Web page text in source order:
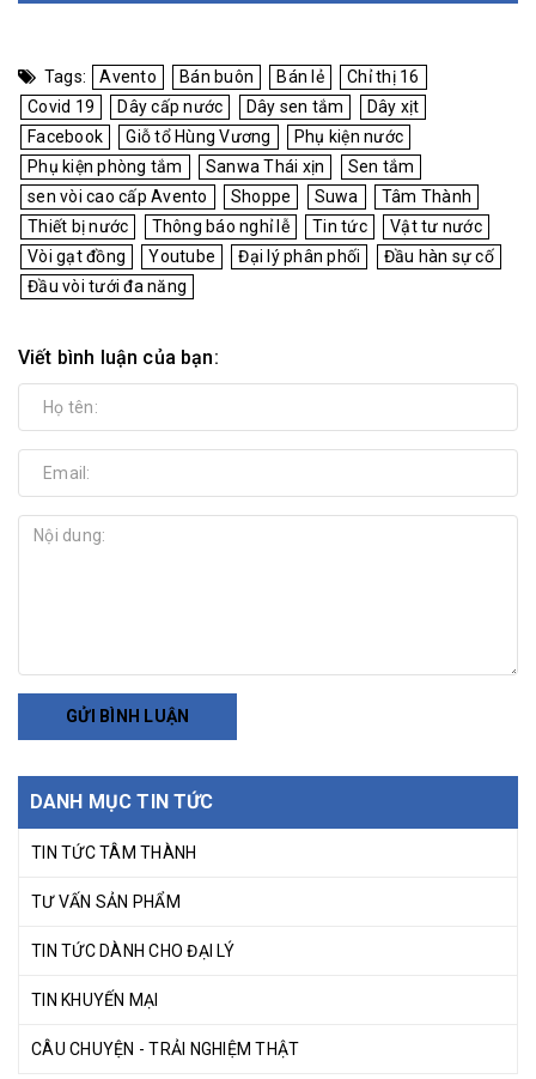
Tags: Avento Bán buôn Bán lẻ
Chỉ thị 16
Covid 19
Dây cấp nước Dây sen tắm
Dây xịt
Facebook
Giỗ tổ Hùng Vương
Phụ kiện nước
Phụ kiện phòng tắm
Sanwa Thái xịn
Sen tắm
sen vòi cao cấp Avento
Shoppe Suwa
Tâm Thành
Thiết bị nước
Thông báo nghỉ lễ Tin tức
Vật tư nước
Vòi gạt đồng
Youtube Đại lý phân phối
Đầu hàn sự cố
Đầu vòi tưới đa năng
Viết bình luận của bạn:
GỬI BÌNH LUẬN
DANH MỤC TIN TỨC
TIN TỨC TÂM THÀNH
TƯ VẤN SẢN PHẨM
TIN TỨC DÀNH CHO ĐẠI LÝ
TIN KHUYẾN MẠI
CÂU CHUYỆN - TRẢI NGHIỆM THẬT